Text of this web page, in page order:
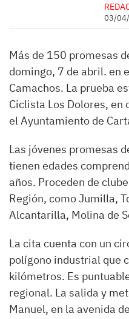
03/
Más de 150 promesas
domingo, 7 de abril. en
Camachos. La prueba
Ciclista Los Dolores, en
el Ayuntamiento de
Las jóvenes promesas
tienen edades
años. Proceden de
Región, como Jumilla,
Alcantarilla, Molina de
La cita cuenta con un
polígono industrial que
kilómetros. Es
regional. La salida y
Manuel, en la avenida